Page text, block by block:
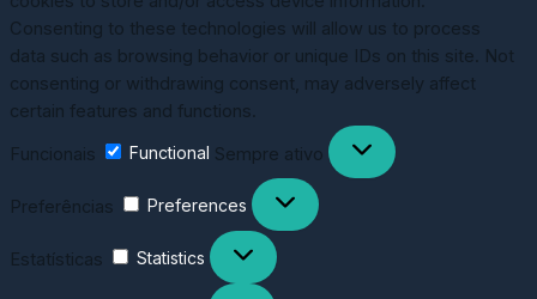
Consenting to these technologies will allow us to process
data such as browsing behavior or unique IDs on this site. Not
consenting or withdrawing consent, may adversely affect
certain features and functions.
Funcionais
Functional Sempre ativo
Preferências Preferences
Estatísticas Statistics